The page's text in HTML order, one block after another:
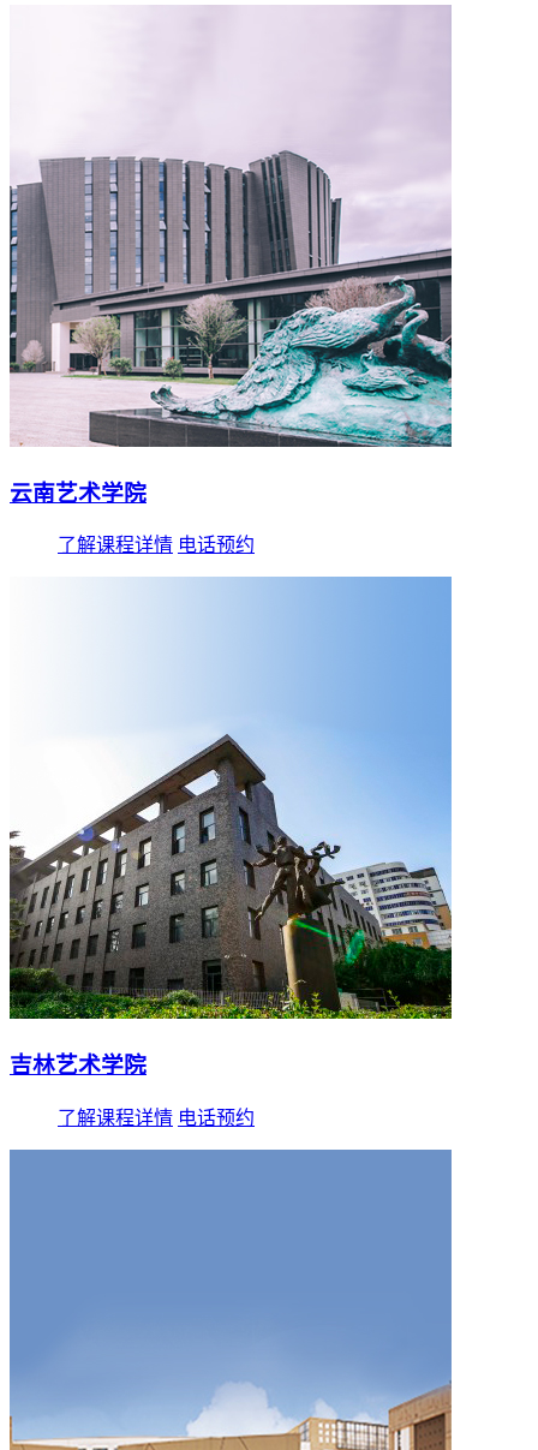
云南艺术学院
了解课程详情 电话预约
吉林艺术学院
了解课程详情 电话预约